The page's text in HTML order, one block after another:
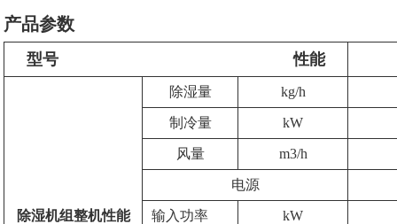
产品参数
型号 性能
除湿机组整机性能
除湿量 kg/h
制冷量 kW
风量 m3/h
电源
输入功率 kW